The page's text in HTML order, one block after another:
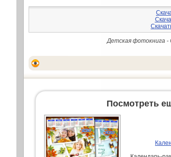
Детская фотокнига -
Посмотреть